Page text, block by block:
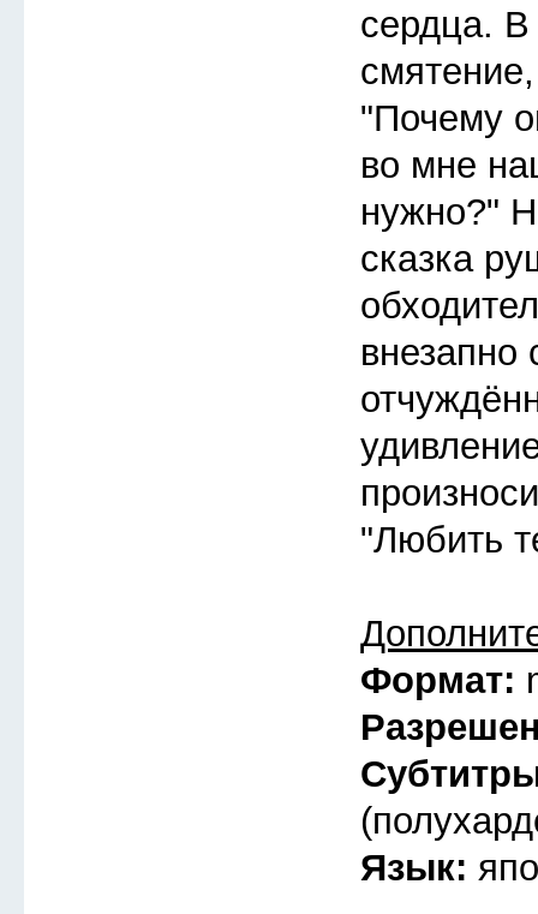
сердца.
"Почему
во мне
нужно?"
сказка
внезапно
"Любить
Формат:
Язык: